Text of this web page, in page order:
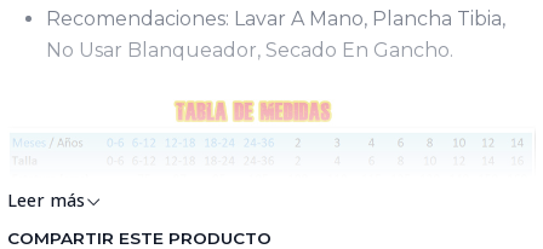
Recomendaciones: Lavar A Mano, Plancha Tibia,
No Usar Blanqueador, Secado En Gancho.
Leer más
COMPARTIR ESTE PRODUCTO